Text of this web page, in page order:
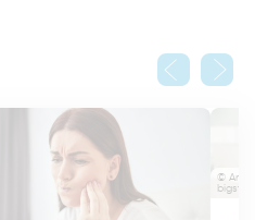
©